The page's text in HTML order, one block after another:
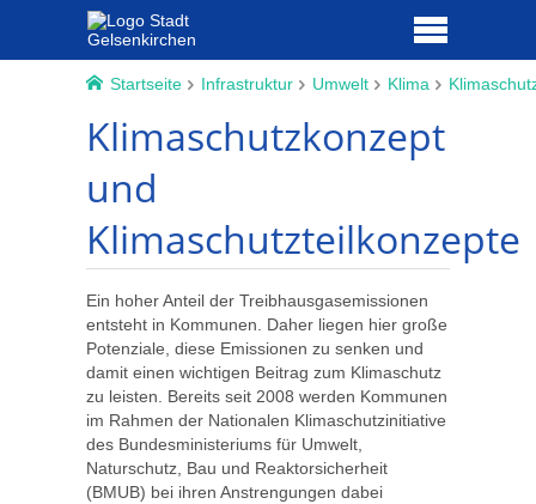
Startseite Infrastruktur Umwelt Klima
Klimaschutzkonzept
und
Klimaschutzteilkonzepte
Ein hoher Anteil der Treibhausgasemissionen
entsteht in Kommunen. Daher liegen hier große
Potenziale, diese Emissionen zu senken und
damit einen wichtigen Beitrag zum Klimaschutz
zu leisten. Bereits seit 2008 werden Kommunen
im Rahmen der Nationalen Klimaschutzinitiative
des Bundesministeriums für Umwelt,
Naturschutz, Bau und Reaktorsicherheit
(BMUB) bei ihren Anstrengungen dabei